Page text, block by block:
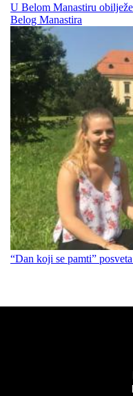
U Belom Manastiru
Belog Manastira
“Dan koji se pamti”